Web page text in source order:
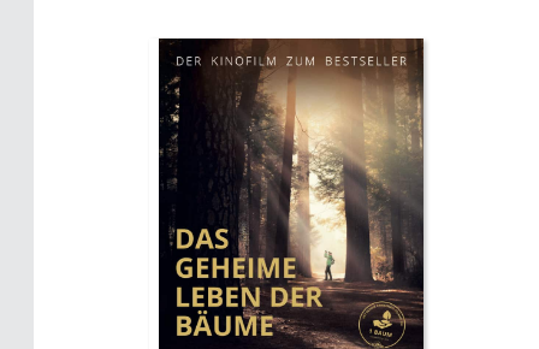
Impressum
Datenschutz